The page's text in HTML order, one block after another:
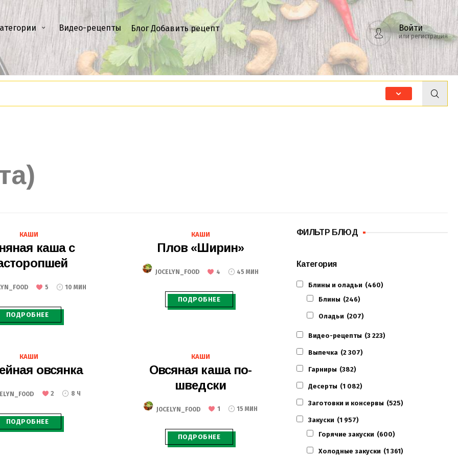
Видео-рецепты Блог Добавить рецепт Войти
или регистрация
24.01.2021
КАШИ
каша с
5 10 МИН
ПОДРОБНЕЕ
КАШИ
Плов «Ширин»
JOCELYN_FOOD 4 45 МИН
ПОДРОБНЕЕ
23.12.2020
КАШИ
овсянка
2 8 Ч
ПОДРОБНЕЕ
16.12.2020
КАШИ
Овсяная каша по-
шведски
JOCELYN_FOOD 1 15 МИН
ПОДРОБНЕЕ
ФИЛЬТР БЛЮД
Категория
Блины и оладьи (460)
Блины (246)
Оладьи (207)
Видео-рецепты (3 223)
Выпечка (2 307)
Гарниры (382)
Десерты (1 082)
Заготовки и консервы (525)
Закуски (1 957)
Горячие закуски (600)
Холодные закуски (1 361)